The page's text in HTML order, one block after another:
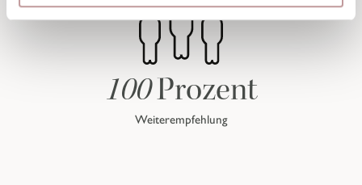
100Prozent
Weiterempfehlung